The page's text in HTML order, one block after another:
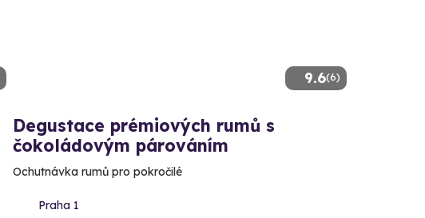
9.6(6)
Degustace prémiových rumů s
čokoládovým párováním
Ochutnávka rumů pro pokročilé
Praha 1